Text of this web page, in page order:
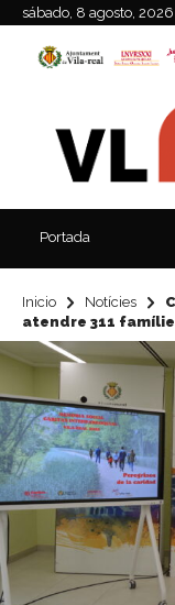
sábado, 8 agosto, 2026
Portada
Inicio Notícies
atendre 311